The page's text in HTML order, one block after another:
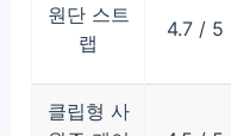
원단 스트
랩
4.7 / 5
클립형 사